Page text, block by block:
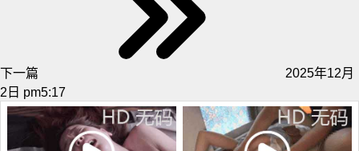
下一篇
2025年12月
2日 pm5:17